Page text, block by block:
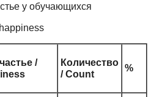
у обучающихся
/
Количество
/ Count
%